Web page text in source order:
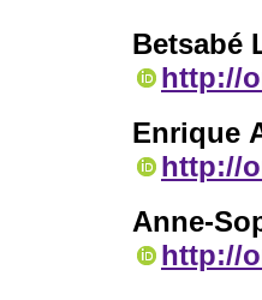
Betsabé
http://
Enrique
http://
Anne-
http://